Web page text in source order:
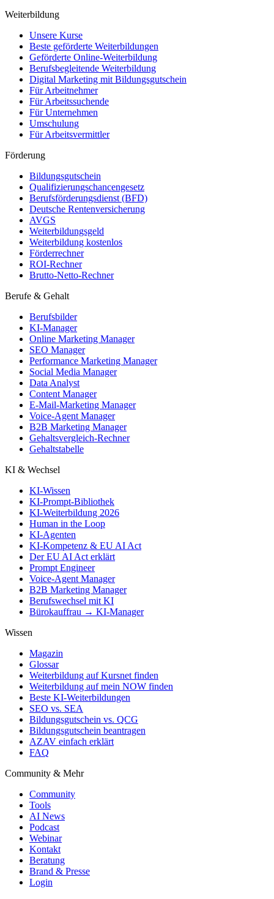
Weiterbildung
Unsere Kurse
Beste geförderte Weiterbildungen
Geförderte Online-Weiterbildung
Berufsbegleitende Weiterbildung
Digital Marketing mit Bildungsgutschein
Für Arbeitnehmer
Für Arbeitssuchende
Für Unternehmen
Umschulung
Für Arbeitsvermittler
Förderung
Bildungsgutschein
Qualifizierungschancengesetz
Berufsförderungsdienst (BFD)
Deutsche Rentenversicherung
AVGS
Weiterbildungsgeld
Weiterbildung kostenlos
Förderrechner
ROI-Rechner
Brutto-Netto-Rechner
Berufe & Gehalt
Berufsbilder
KI-Manager
Online Marketing Manager
SEO Manager
Performance Marketing Manager
Social Media Manager
Data Analyst
Content Manager
E-Mail-Marketing Manager
Voice-Agent Manager
B2B Marketing Manager
Gehaltsvergleich-Rechner
Gehaltstabelle
KI & Wechsel
KI-Wissen
KI-Prompt-Bibliothek
KI-Weiterbildung 2026
Human in the Loop
KI-Agenten
KI-Kompetenz & EU AI Act
Der EU AI Act erklärt
Prompt Engineer
Voice-Agent Manager
B2B Marketing Manager
Berufswechsel mit KI
Bürokauffrau → KI-Manager
Wissen
Magazin
Glossar
Weiterbildung auf Kursnet finden
Weiterbildung auf mein NOW finden
Beste KI-Weiterbildungen
SEO vs. SEA
Bildungsgutschein vs. QCG
Bildungsgutschein beantragen
AZAV einfach erklärt
FAQ
Community & Mehr
Community
Tools
AI News
Podcast
Webinar
Kontakt
Beratung
Brand & Presse
Login